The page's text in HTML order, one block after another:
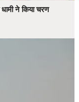
धामी ने किया चरण